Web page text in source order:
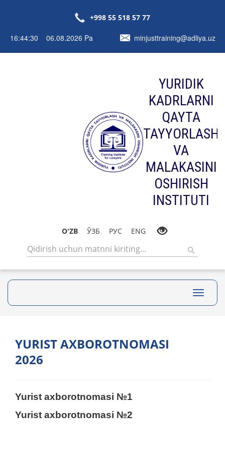
+998 55 518 57 77
16:44:30 06.08.2026 Pa minjusttraining@adliya.uz
YURIDIK
KADRLARNI
QAYTA
TAYYORLASH
VA
MALAKASINI
OSHIRISH
INSTITUTI
O'ZB ЎЗБ РУС ENG
Toggle
YURIST AXBOROTNOMASI
2026
Yurist axborotnomasi №1
Yurist axborotnomasi №2